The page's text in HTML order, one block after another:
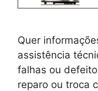
Quer
assistência
falhas ou
reparo ou troca